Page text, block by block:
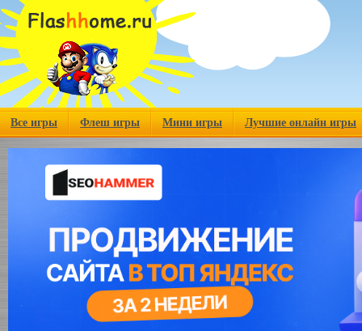
Все игры Флеш игры Мини игры Лучшие онлайн игры